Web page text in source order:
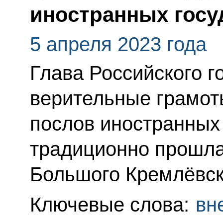
иностранных
5 апреля 2023 года
Глава Российского
верительные
послов
традиционно
Большого
Ключевые слова: